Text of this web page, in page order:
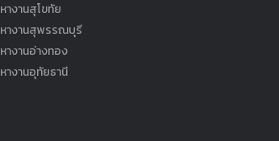
หางานสุโขทัย
หางานสุพรรณบุรี
หางานอ่างทอง
หางานอุทัยธานี